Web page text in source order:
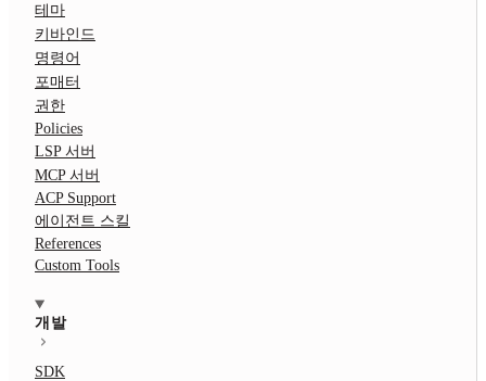
테마
키바인드
명령어
포매터
권한
Policies
LSP 서버
MCP 서버
ACP Support
에이전트 스킬
References
Custom Tools
개발
SDK